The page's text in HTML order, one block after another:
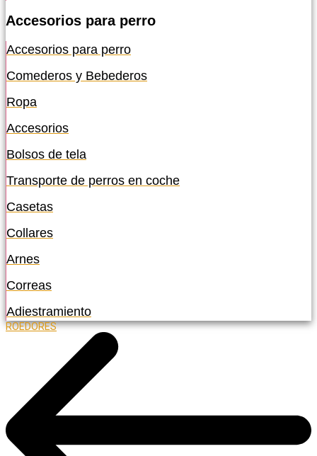
Accesorios para perro
Accesorios para perro
Comederos y Bebederos
Ropa
Accesorios
Bolsos de tela
Transporte de perros en coche
Casetas
Collares
Arnes
Correas
Adiestramiento
ROEDORES